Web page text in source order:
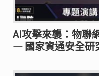
AI攻擊來襲：物聯
— 國家資通安全研